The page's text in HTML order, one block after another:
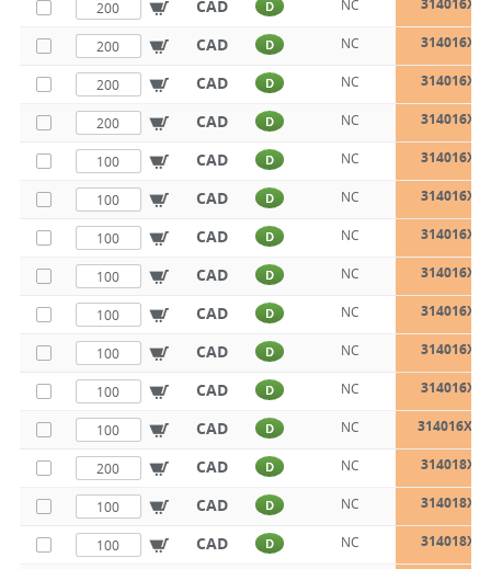
CAD D NC 314016X16
CAD D NC 314016X20
CAD D NC 314016X25
CAD D NC 314016X30
CAD D NC 314016X35
CAD D NC 314016X40
CAD D NC 314016X45
CAD D NC 314016X50
CAD D NC 314016X60
CAD D NC 314016X70
CAD D NC 314016X80
CAD D NC
CAD D NC 314018X16
CAD D NC 314018X20
CAD D NC 314018X25